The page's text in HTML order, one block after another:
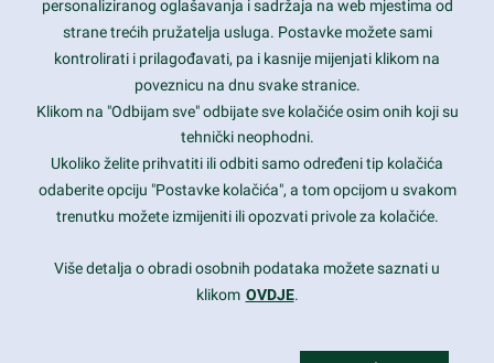
1600 Amphitheatre Parkway, Mountain View, CA 94043
prothemes.net@gmail.com
Daily: 9:00 am - 6:00 pm
Sunday: Closed
Copyright 2017FRESHFACE© All Rights Reserved
personaliziranog oglašavanja i sadržaja na web mjestima od
strane trećih pružatelja usluga. Postavke možete sami
kontrolirati i prilagođavati, pa i kasnije mijenjati klikom na
poveznicu na dnu svake stranice.
Klikom na "Odbijam sve" odbijate sve kolačiće osim onih koji su
tehnički neophodni.
Ukoliko želite prihvatiti ili odbiti samo određeni tip kolačića
odaberite opciju "Postavke kolačića", a tom opcijom u svakom
trenutku možete izmijeniti ili opozvati privole za kolačiće.
Više detalja o obradi osobnih podataka možete saznati u
klikom OVDJE.